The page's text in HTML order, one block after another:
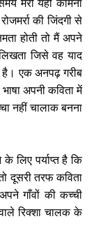
मेरी यही कामना
की जिंदगी से
होती तो मैं अपने
जिसे वह याद
है। एक अनपढ़ गरीब
अपनी कविता में
नहीं चालाक बनना
लिए पर्याप्त है कि
दूसरी तरफ कविता
गाँवों की कच्ची
रिक्शा चालक के